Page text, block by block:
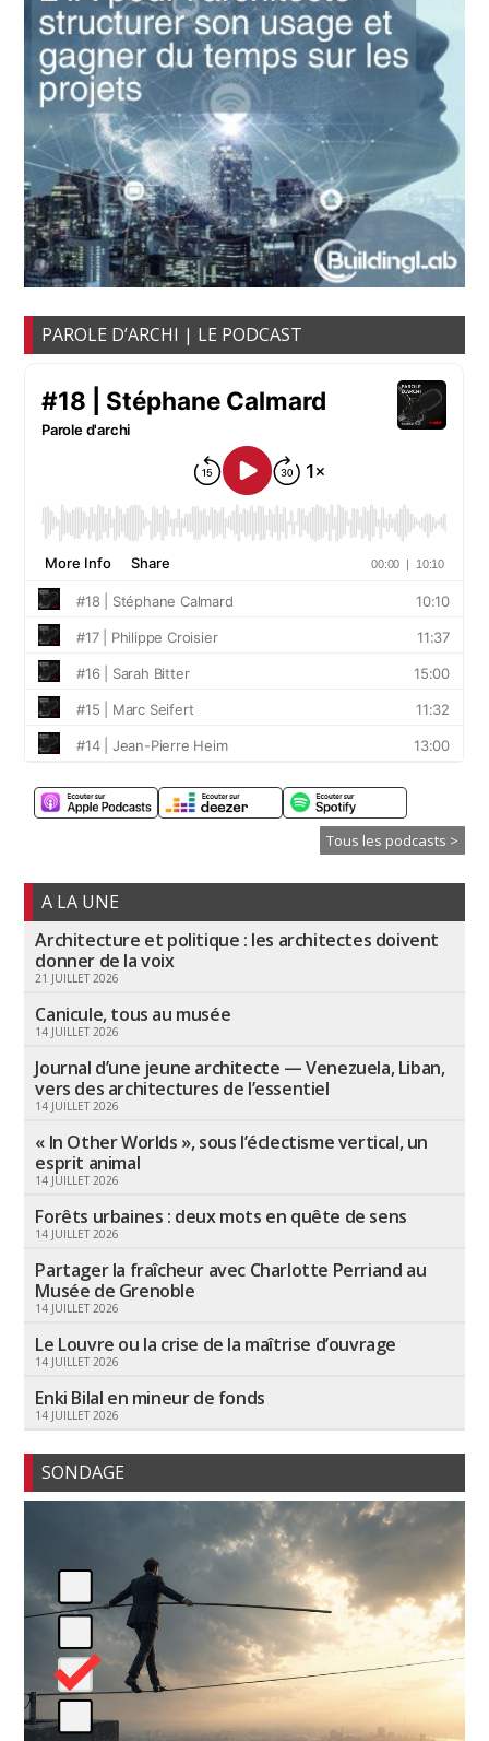
PAROLE D’ARCHI | LE PODCAST
Tous les podcasts >
A LA UNE
Architecture et politique : les architectes doivent
donner de la voix
21 JUILLET 2026
Canicule, tous au musée
14 JUILLET 2026
Journal d’une jeune architecte — Venezuela, Liban,
vers des architectures de l’essentiel
14 JUILLET 2026
« In Other Worlds », sous l’éclectisme vertical, un
esprit animal
14 JUILLET 2026
Forêts urbaines : deux mots en quête de sens
14 JUILLET 2026
Partager la fraîcheur avec Charlotte Perriand au
Musée de Grenoble
14 JUILLET 2026
Le Louvre ou la crise de la maîtrise d’ouvrage
14 JUILLET 2026
Enki Bilal en mineur de fonds
14 JUILLET 2026
SONDAGE